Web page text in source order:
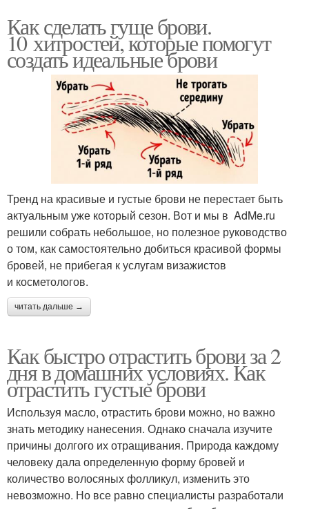
Как сделать гуще брови.
10 хитростей, которые помогут
создать идеальные брови
Тренд на красивые и густые брови не перестает быть
актуальным уже который сезон. Вот и мы в AdMe.ru
решили собрать небольшое, но полезное руководство
о том, как самостоятельно добиться красивой формы
бровей, не прибегая к услугам визажистов
и косметологов.
читать дальше →
Как быстро отрастить брови за 2
дня в домашних условиях. Как
отрастить густые брови
Используя масло, отрастить брови можно, но важно
знать методику нанесения. Однако сначала изучите
причины долгого их отращивания. Природа каждому
человеку дала определенную форму бровей и
количество волосяных фолликул, изменить это
невозможно. Но все равно специалисты разработали